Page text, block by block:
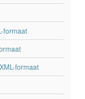
formaat
formaat